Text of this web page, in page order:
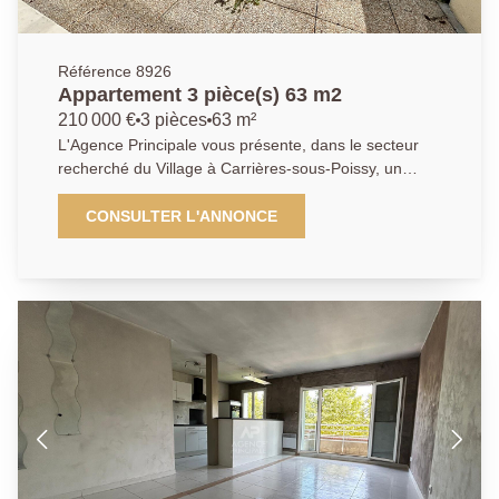
Référence 8926
Appartement 3 pièce(s) 63 m2
210 000 € 3 pièces 63 m²
L'Agence Principale vous présente, dans le secteur
recherché du Village à Carrières-sous-Poissy, un
appartement situé au sein d'une petite copropriété
verdoyante, calme et sécurisée, à seulement 15 min à
pieds de la gare de Poissy (RER A / Ligne J). Situé en
rangements, d'une cuisine ouverte aménagée et
équipée, d'un spacieux séjour lumineux donnant
accès à une terrasse exposée sud-est, de deux
chambres dont une ouvrant sur une seconde grande
terrasse orientée ouest, d'une salle de bains, de WC
séparés ainsi que d'un dégagement avec placard.
Une cave et une place de parking en sous-sol
complètent ce bien. AGENCE PRINCIPALE 01 30 06
CONSULTER L'ANNONCE